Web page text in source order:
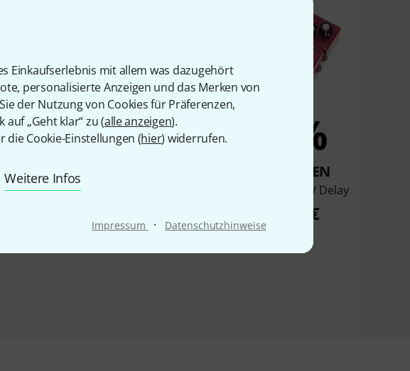
Einkaufserlebnis mit allem was dazugehört
personalisierte Anzeigen und das Merken von
der Nutzung von Cookies für Präferenzen,
„Geht klar“ zu (alle anzeigen).
Cookie-Einstellungen (hier) widerrufen.
Weitere Infos
Impressum · Datenschutzhinweise
5%
Walrus Audio ARP-87
5%
KAUFTEN
Boss DM-2W Delay
189 €